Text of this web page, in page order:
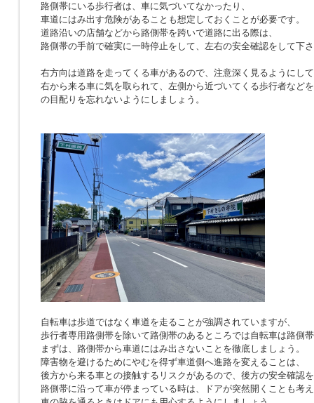
路側帯にいる歩行者は、車に気づいてなかったり、
車道にはみ出す危険があることも想定しておくことが必要です。
道路沿いの店舗などから路側帯を跨いで道路に出る際は、
路側帯の手前で確実に一時停止をして、左右の安全確認をして下
右方向は道路を走ってくる車があるので、注意深く見るようにし
右から来る車に気を取られて、左側から近づいてくる歩行者など
の目配りを忘れないようにしましょう。
自転車は歩道ではなく車道を走ることが強調されていますが、
歩行者専用路側帯を除いて路側帯のあるところでは自転車は路側
まずは、路側帯から車道にはみ出さないことを徹底しましょう。
障害物を避けるためにやむを得ず車道側へ進路を変えることは、
後方から来る車との接触するリスクがあるので、後方の安全確認
路側帯に沿って車が停まっている時は、ドアが突然開くことも考